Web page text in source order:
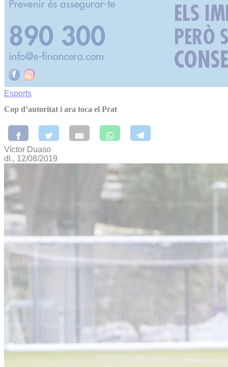
Esports
Cop d’autoritat i ara toca el Prat
Víctor Duaso
dl., 12/08/2019